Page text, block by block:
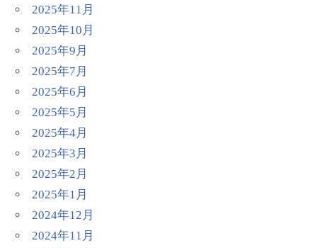
2025年11月
2025年10月
2025年9月
2025年7月
2025年6月
2025年5月
2025年4月
2025年3月
2025年2月
2025年1月
2024年12月
2024年11月